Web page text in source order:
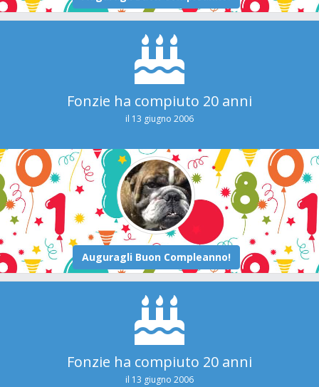
Fonzie ha compiuto 20 anni
il 13 giugno 2006
Fonzie ha compiuto 20 anni
il 13 giugno 2006